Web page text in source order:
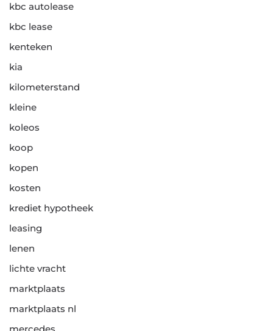
kbc autolease
kbc lease
kenteken
kia
kilometerstand
kleine
koleos
koop
kopen
kosten
krediet hypotheek
leasing
lenen
lichte vracht
marktplaats
marktplaats nl